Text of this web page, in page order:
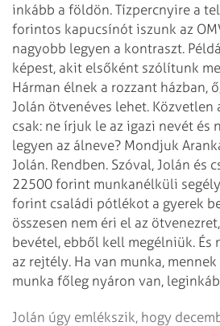
inkább a földön. Tízpercnyire a
forintos kapucsínót iszunk az
nagyobb legyen a kontraszt.
képest, akit elsőként szólítunk
Hárman élnek a rozzant házban,
Jolán ötvenéves lehet. Közvetlen
csak: ne írjuk le az igazi nevét és
legyen az álneve? Mondjuk
Jolán. Rendben. Szóval, Jolán és
22500 forint munkanélküli
forint családi pótlékot a gyerek
összesen nem éri el az
bevétel, ebből kell megélniük. És
az rejtély. Ha van munka,
munka főleg nyáron van,
Jolán úgy emlékszik, hogy